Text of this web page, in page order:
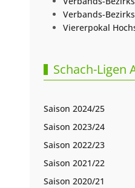
Verbands-
Viererpokal
Schach-Ligen
Saison 2024/25
Saison 2023/24
Saison 2022/23
Saison 2021/22
Saison 2020/21